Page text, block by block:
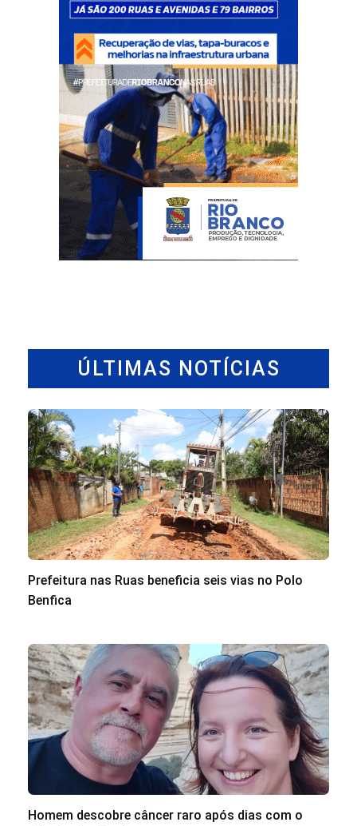
ÚLTIMAS NOTÍCIAS
Prefeitura nas Ruas beneficia seis vias no Polo
Benfica
Homem descobre câncer raro após dias com o